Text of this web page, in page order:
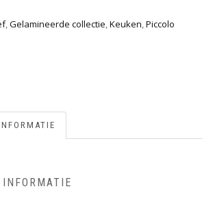
,Gelamineerde collectie,Keuken,Piccolo